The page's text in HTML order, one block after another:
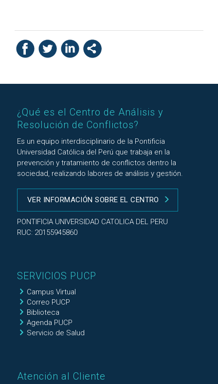
¿Qué es el Centro de Análisis y
Resolución de Conflictos?
Es un equipo interdisciplinario de la Pontificia
Universidad Católica del Perú que trabaja en la
prevención y tratamiento de conflictos dentro la
sociedad, realizando labores de análisis y gestión.
VER INFORMACIÓN SOBRE EL CENTRO
PONTIFICIA UNIVERSIDAD CATOLICA DEL PERU
RUC: 20155945860
SERVICIOS PUCP
Campus Virtual
Correo PUCP
Biblioteca
Agenda PUCP
Servicio de Salud
Atención al Cliente